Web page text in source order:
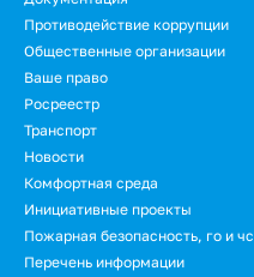
Противодействие коррупции
Общественные организации
Ваше право
Росреестр
Транспорт
Новости
Подвал.
Дополнительное
меню
Комфортная среда
Инициативные проекты
Пожарная безопасность, го и чс
Перечень информации